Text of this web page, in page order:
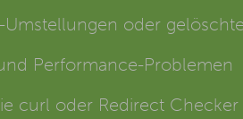
oder
Performance-Problemen
curl oder Redirect